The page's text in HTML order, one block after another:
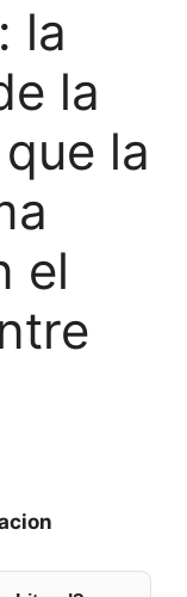
la
la
la
el